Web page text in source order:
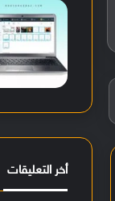
أخر التعليقات